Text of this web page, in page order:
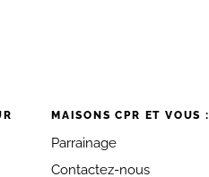
MAISONS CPR ET VOUS :
Parrainage
Contactez-nous